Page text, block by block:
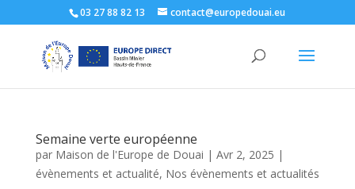
03 27 88 82 13 contact@europedouai.eu
Semaine verte européenne
par Maison de l'Europe de Douai | Avr 2, 2025 |
évènements et actualité, Nos évènements et actualités